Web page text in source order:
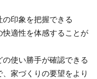
印象を把握できる
適性を体感することが
使い勝手が確認できる
家づくりの要望をより